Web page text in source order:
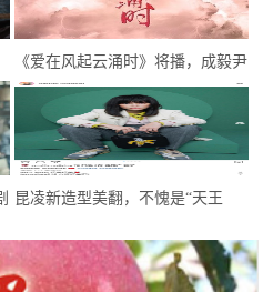
《爱在风起云涌时》将播，成毅尹
正首次合作，超期待
昆凌新造型美翻，不愧是“天王